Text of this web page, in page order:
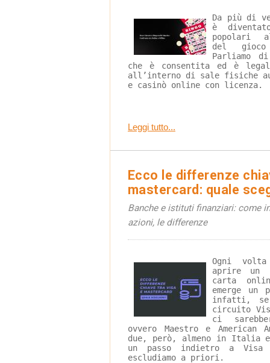
Da più di
è
popolari
del
Parliamo
che è consentita ed è
all’interno di sale fisiche
e casinò online con licenza.
Leggi tutto...
Ecco le differenze
mastercard: quale
Banche e istituti finanziari: come
azioni, le differenze
Ogni
aprire un
carta
emerge
infatti,
circuito
ci
ovvero Maestro e American
due, però, almeno in Italia e
un passo indietro a
escludiamo a priori.